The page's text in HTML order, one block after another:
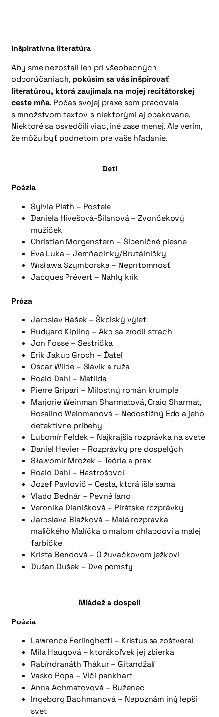
Inšpiratívna literatúra
Aby sme nezostali len pri všeobecných
odporúčaniach, pokúsim sa vás inšpirovať
literatúrou, ktorá zaujímala na mojej recitátorskej
ceste mňa. Počas svojej praxe som pracovala
s množstvom textov, s niektorými aj opakovane.
Niektoré sa osvedčili viac, iné zase menej. Ale verím,
že môžu byť podnetom pre vaše hľadanie.
Deti
Poézia
Sylvia Plath – Postele
Daniela Hivešová-Šilanová – Zvončekový
mužíček
Christian Morgenstern – Šibeničné piesne
Eva Luka – Jemňacinky/Brutálničky
Wisława Szymborska – Neprítomnosť
Jacques Prévert – Náhly krik
Próza
Jaroslav Hašek – Školský výlet
Rudyard Kipling – Ako sa zrodil strach
Jon Fosse – Sestrička
Erik Jakub Groch – Ďateľ
Oscar Wilde – Slávik a ruža
Roald Dahl – Matilda
Pierre Gripari – Milostný román krumple
Marjorie Weinman Sharmatová, Craig Sharmat,
Rosalind Weinmanová – Nedostižný Edo a jeho
detektívne príbehy
Ľubomír Feldek – Najkrajšia rozprávka na svete
Daniel Hevier – Rozprávky pre dospelých
Sławomir Mrożek – Teória a prax
Roald Dahl – Hastrošovci
Jozef Pavlovič – Cesta, ktorá išla sama
Vlado Bednár – Pevné lano
Veronika Dianišková – Pirátske rozprávky
Jaroslava Blažková – Malá rozprávka
maličkého Malíčka o malom chlapcovi a malej
farbičke
Krista Bendová – O žuvačkovom ježkovi
Dušan Dušek – Dve pomsty
Mládež a dospelí
Poézia
Lawrence Ferlinghetti – Kristus sa zoštveral
Mila Haugová – ktorákoľvek jej zbierka
Rabíndranáth Thákur – Gitandžalí
Vasko Popa – Vlčí pankhart
Anna Achmatovová – Ruženec
Ingeborg Bachmanová – Nepoznám iný lepší
svet